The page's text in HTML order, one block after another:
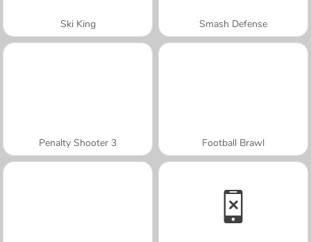
Ski King Smash Defense
Penalty Shooter 3 Football Brawl